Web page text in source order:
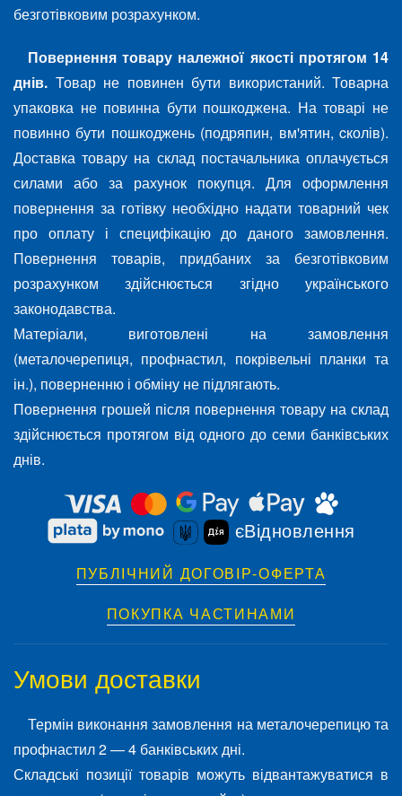
безготівковим розрахунком.
Повернення товару належної якості протягом 14
днів. Товар не повинен бути використаний. Товарна
упаковка не повинна бути пошкоджена. На товарі не
повинно бути пошкоджень (подряпин, вм'ятин, cколів).
Доставка товару на склад постачальника оплачується
силами або за рахунок покупця. Для оформлення
повернення за готівку необхідно надати товарний чек
про оплату і специфікацію до даного замовлення.
Повернення товарів, придбаних за безготівковим
розрахунком здійснюється згідно українського
законодавства.
Матеріали, виготовлені на замовлення
(металочерепиця, профнастил, покрівельні планки та
ін.), поверненню і обміну не підлягають.
Повернення грошей після повернення товару на склад
здійснюється протягом від одного до семи банківських
днів.
єВідновлення
ПУБЛІЧНИЙ ДОГОВІР-ОФЕРТА
ПОКУПКА ЧАСТИНАМИ
Умови доставки
Термін виконання замовлення на металочерепицю та
профнастил 2 — 4 банківських дні.
Складські позиції товарів можуть відвантажуватися в